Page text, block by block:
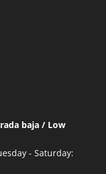
baja / Low
- Saturday: